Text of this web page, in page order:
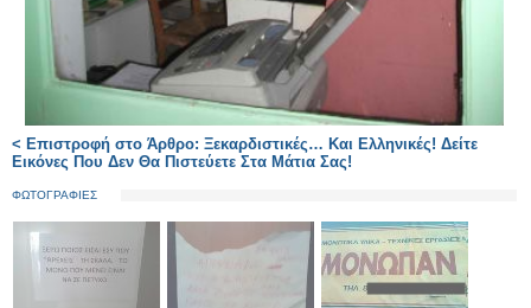
< Επιστροφή στο Άρθρο: Ξεκαρδιστικές… Και Ελληνικές! Δείτε
Εικόνες Που Δεν Θα Πιστεύετε Στα Μάτια Σας!
ΦΩΤΟΓΡΑΦΙΕΣ